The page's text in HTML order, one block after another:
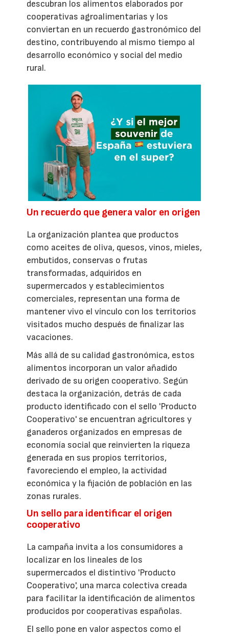
descubran los alimentos elaborados por
cooperativas agroalimentarias y los
conviertan en un recuerdo gastronómico del
destino, contribuyendo al mismo tiempo al
desarrollo económico y social del medio
rural.
Un recuerdo que genera valor en origen
La organización plantea que productos
como aceites de oliva, quesos, vinos, mieles,
embutidos, conservas o frutas
transformadas, adquiridos en
supermercados y establecimientos
comerciales, representan una forma de
mantener vivo el vínculo con los territorios
visitados mucho después de finalizar las
vacaciones.
Más allá de su calidad gastronómica, estos
alimentos incorporan un valor añadido
derivado de su origen cooperativo. Según
destaca la organización, detrás de cada
producto identificado con el sello 'Producto
Cooperativo' se encuentran agricultores y
ganaderos organizados en empresas de
economía social que reinvierten la riqueza
generada en sus propios territorios,
favoreciendo el empleo, la actividad
económica y la fijación de población en las
zonas rurales.
Un sello para identificar el origen
cooperativo
La campaña invita a los consumidores a
localizar en los lineales de los
supermercados el distintivo 'Producto
Cooperativo', una marca colectiva creada
para facilitar la identificación de alimentos
producidos por cooperativas españolas.
El sello pone en valor aspectos como el